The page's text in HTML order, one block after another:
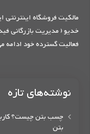
خدیو ( مدیریت بازرگانی
فعالیت گسترده خود ادامه
نوشته‌های تازه
چسب بتن چیست؟
بتن